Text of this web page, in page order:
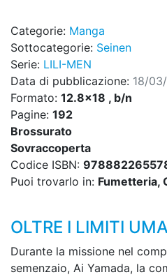
Categorie: Manga
Sottocategorie: Seinen
Serie: LILI-MEN
Data di pubblicazione: 18/
Formato: 12.8x18 , b/n
Pagine: 192
Brossurato
Sovraccoperta
Codice ISBN:
Puoi trovarlo in: Fumetteria,
OLTRE I LIMITI
Durante la missione nel
semenzaio, Ai Yamada, la